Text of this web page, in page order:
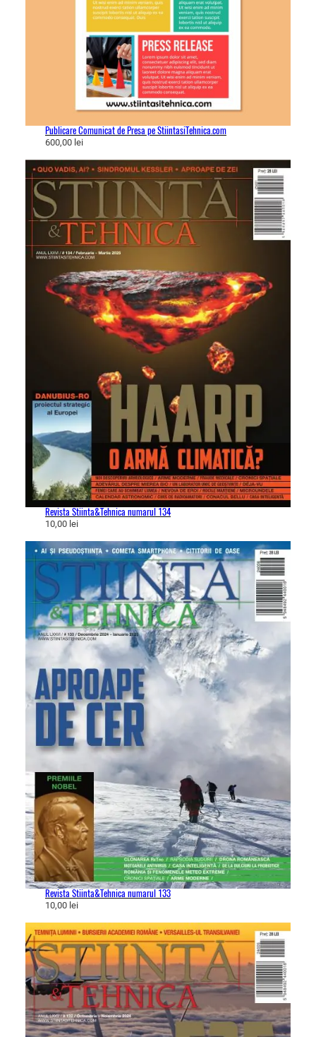
Publicare Comunicat de Presa pe StiintasiTehnica.com
600,00 lei
Revista Stiinta&Tehnica numarul 134
10,00 lei
Revista Stiinta&Tehnica numarul 133
10,00 lei